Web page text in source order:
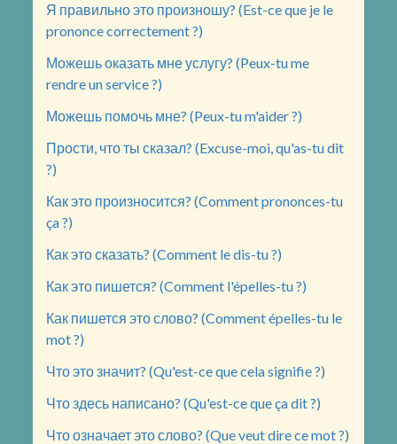
Я правильно это произношу? (Est-ce que je le
prononce correctement ?)
Можешь оказать мне услугу? (Peux-tu me
rendre un service ?)
Можешь помочь мне? (Peux-tu m'aider ?)
Прости, что ты сказал? (Excuse-moi, qu'as-tu dit
?)
Как это произносится? (Comment prononces-tu
ça ?)
Как это сказать? (Comment le dis-tu ?)
Как это пишется? (Comment l'épelles-tu ?)
Как пишется это слово? (Comment épelles-tu le
mot ?)
Что это значит? (Qu'est-ce que cela signifie ?)
Что здесь написано? (Qu'est-ce que ça dit ?)
Что означает это слово? (Que veut dire ce mot ?)